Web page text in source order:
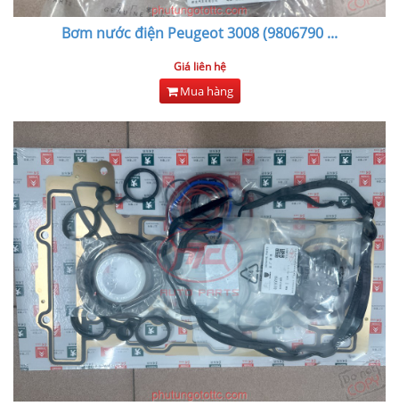
Bơm nước điện Peugeot 3008 (9806790 ...
Giá liên hệ
Mua hàng